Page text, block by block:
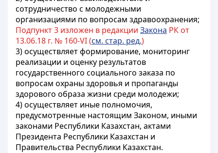
сотрудничество с молодежными
организациями по вопросам здравоохранения;
Подпункт 3 изложен в редакции Закона РК от
13.06.18 г. № 160-VI (см. стар. ред.)
3) осуществляет формирование, мониторинг
реализации и оценку результатов
государственного социального заказа по
вопросам охраны здоровья и пропаганды
здорового образа жизни среди молодежи;
4) осуществляет иные полномочия,
предусмотренные настоящим Законом, иными
законами Республики Казахстан, актами
Президента Республики Казахстан и
Правительства Республики Казахстан.